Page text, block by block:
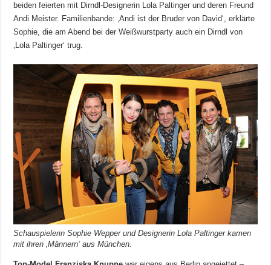
beiden feierten mit Dirndl-Designerin Lola Paltinger und deren Freund
Andi Meister. Familienbande: ‚Andi ist der Bruder von David‘, erklärte
Sophie, die am Abend bei der Weißwurstparty auch ein Dirndl von
‚Lola Paltinger‘ trug.
Schauspielerin Sophie Wepper und Designerin Lola Paltinger kamen
mit ihren ‚Männern‘ aus München.